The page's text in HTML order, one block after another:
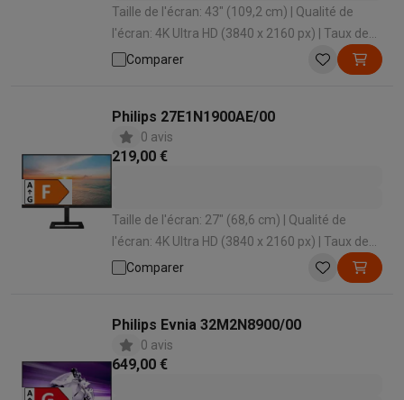
Taille de l'écran: 43" (109,2 cm) | Qualité de
l'écran: 4K Ultra HD (3840 x 2160 px) | Taux de
rafraîchissement: 60 Hz | Temps de réponse: 4
Comparer
Philips 27E1N1900AE/00
0 avis
219,00 €
Taille de l'écran: 27" (68,6 cm) | Qualité de
l'écran: 4K Ultra HD (3840 x 2160 px) | Taux de
rafraîchissement: 60 Hz | Temps de réponse: 4
Comparer
Philips Evnia 32M2N8900/00
0 avis
649,00 €